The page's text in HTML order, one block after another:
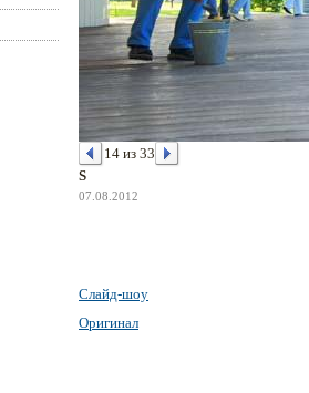
14 из 33
S
07.08.2012
Слайд-шоу
Оригинал